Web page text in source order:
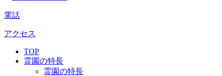
電話
アクセス
TOP
霊園の特長
霊園の特長